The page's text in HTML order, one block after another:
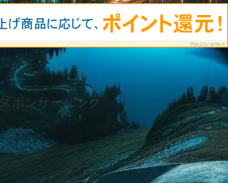
スポンサーリンク